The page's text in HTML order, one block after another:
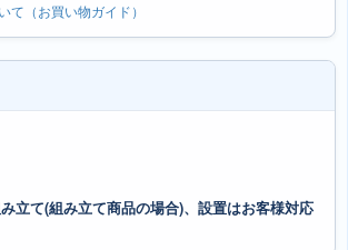
て（お買い物ガイド）
立て(組み立て商品の場合)、設置はお客様対応